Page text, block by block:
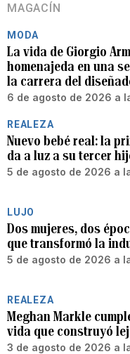
MAGACÍN
MODA
La vida de Giorgio
homenajeda en una
la carrera del
6 de agosto de 2026 a
REALEZA
Nuevo bebé real: la
da a luz a su tercer
5 de agosto de 2026 a
LUJO
Dos mujeres, dos
que transformó la
5 de agosto de 2026 a
REALEZA
Meghan Markle
vida que construyó
3 de agosto de 2026 a